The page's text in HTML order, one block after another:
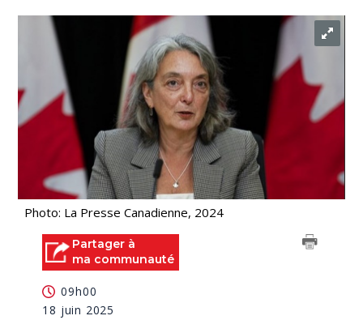
Photo: La Presse Canadienne, 2024
Partager à
ma communauté
09h00
18 juin 2025